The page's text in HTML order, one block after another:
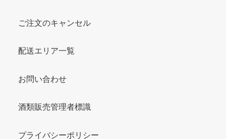
ご注文のキャンセル
配送エリア一覧
お問い合わせ
酒類販売管理者標識
プライバシーポリシー